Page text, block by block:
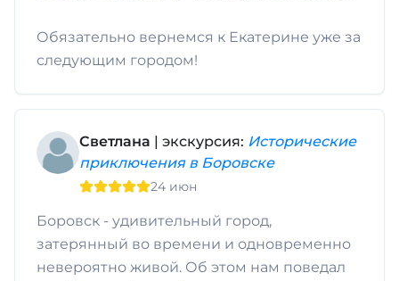
Обязательно вернемся к Екатерине уже за
следующим городом!
Светлана | экскурсия: Исторические
приключения в Боровске
24 июн
Боровск - удивительный город,
затерянный во времени и одновременно
невероятно живой. Об этом нам поведал